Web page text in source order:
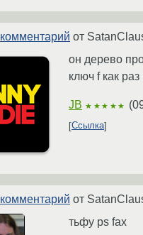
комментарий от
он дерево
ключ f как
JB ★★★★★ (
Ссылка
комментарий от
тьфу ps fax